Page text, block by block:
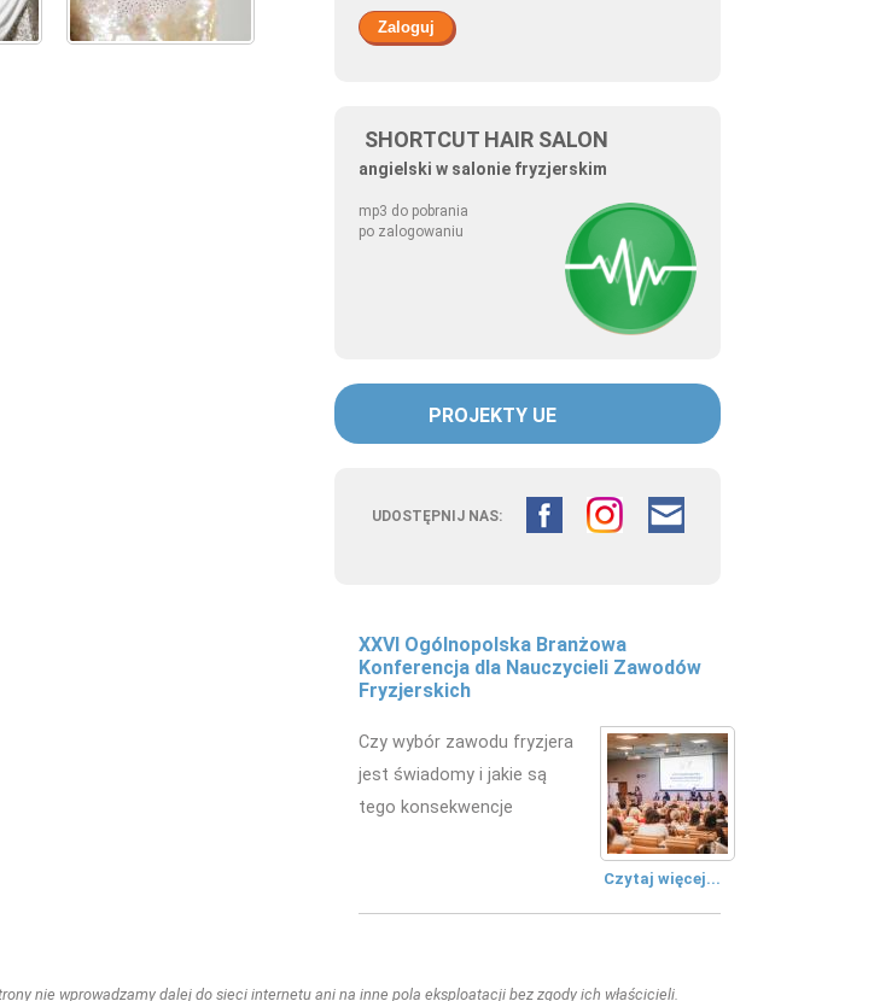
SHORTCUT HAIR SALON
angielski w salonie fryzjerskim
mp3 do pobrania
po zalogowaniu
PROJEKTY UE
UDOSTĘPNIJ NAS:
XXVI Ogólnopolska Branżowa
Konferencja dla Nauczycieli Zawodów
Fryzjerskich
Czy wybór zawodu fryzjera
jest świadomy i jakie są
tego konsekwencje
Czytaj więcej...
nie wprowadzamy dalej do sieci internetu ani na inne pola eksploatacji bez zgody ich właścicieli.